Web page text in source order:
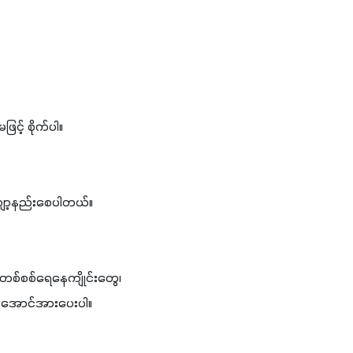
င့် စိုက်ပါ။
နည်းစေပါတယ်။
စစ်ရေနေကျိုင်းတွေ၊
င်အားပေးပါ။